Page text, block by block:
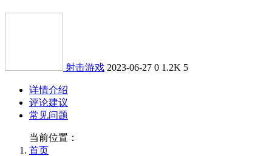
射击游戏 2023-06-27 0 1.2K 5
详情介绍
评论建议
常见问题
当前位置：
首页